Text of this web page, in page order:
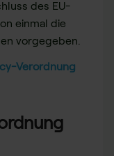
des EU-
einmal die
vorgegeben.
Verordnung